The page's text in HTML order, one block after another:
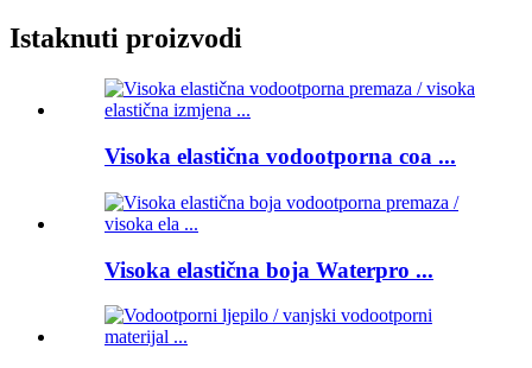
Istaknuti proizvodi
Visoka elastična vodootporna coa ...
Visoka elastična boja Waterpro ...